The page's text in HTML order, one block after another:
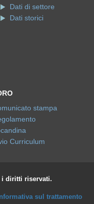
Dati di settore
Dati storici
stampa
Curriculum
i diritti riservati.
Informativa sul trattamento